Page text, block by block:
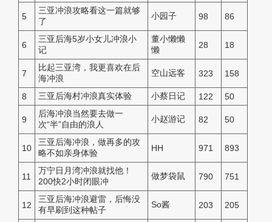
5
三亚冲浪攻略看这一篇就够
了
小园子 98 86
6
三亚后海5岁小女儿冲浪小
记
董小懒懒
懒
28 18
7
比起三亚湾，我更喜欢在后
海冲浪
空山远客 323 158
8 三亚后海村冲浪真实体验 小蔡日记 122 50
9
后海冲浪当然要去做一
次“半”自由的浪人
小赵游记 82 50
10
三亚后海冲浪，做再多的攻
略不如亲身体验
HH 971 893
11
万宁日月湾冲浪就找他！
200快2小时闭眼冲
做梦袋鼠 790 751
12
三亚后海冲浪避雷，后悔没
有早刷到这种帖子
So酱 203 205